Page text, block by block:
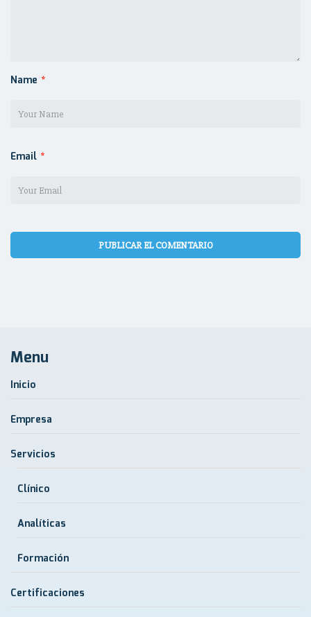
Name *
Email *
Menu
Inicio
Empresa
Servicios
Clínico
Analíticas
Formación
Certificaciones